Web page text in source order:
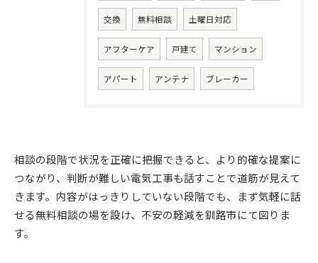
交換 無料相談 土曜日対応
アフターケア 戸建て マンション
アパート アンテナ ブレーカー
相談の段階で状況を正確に把握できると、より的確な提案に
つながり、判断が難しい電気工事も話すことで道筋が見えて
きます。内容がはっきりしていない段階でも、まず気軽に話
せる無料相談の場を設け、不安の軽減を釧路市にて図りま
す。
お問い合わせはこちら